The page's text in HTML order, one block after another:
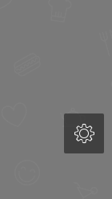
